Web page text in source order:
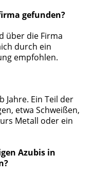
gefunden?
über die Firma
durch ein
empfohlen.
Jahre. Ein Teil der
etwa Schweißen,
Metall oder ein
Azubis in